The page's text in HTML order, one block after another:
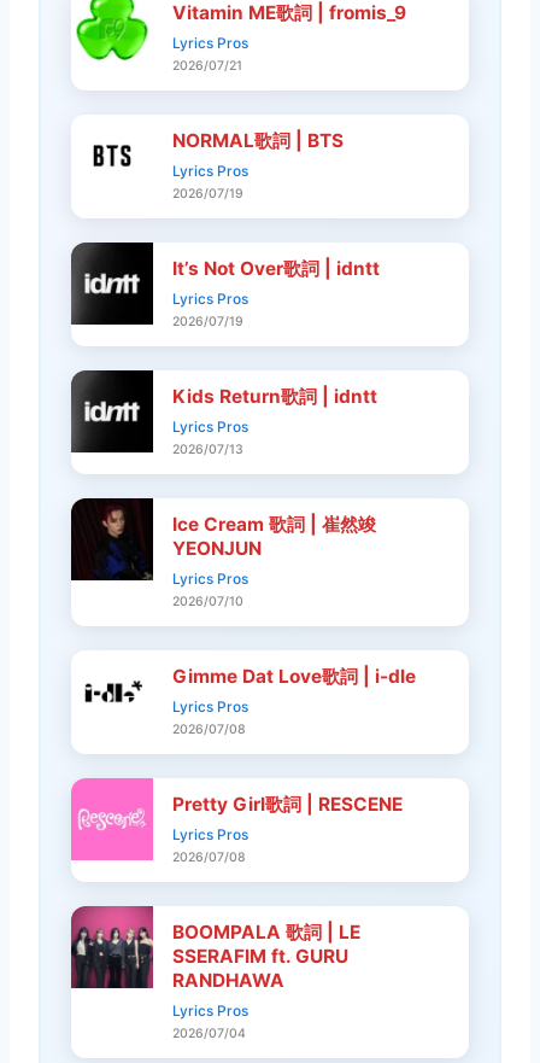
Vitamin ME歌詞 | fromis_9
Lyrics Pros
2026/07/21
NORMAL歌詞 | BTS
Lyrics Pros
2026/07/19
It’s Not Over歌詞 | idntt
Lyrics Pros
2026/07/19
Kids Return歌詞 | idntt
Lyrics Pros
2026/07/13
Ice Cream 歌詞 | 崔然竣
YEONJUN
Lyrics Pros
2026/07/10
Gimme Dat Love歌詞 | i-dle
Lyrics Pros
2026/07/08
Pretty Girl歌詞 | RESCENE
Lyrics Pros
2026/07/08
BOOMPALA 歌詞 | LE
SSERAFIM ft. GURU
RANDHAWA
Lyrics Pros
2026/07/04